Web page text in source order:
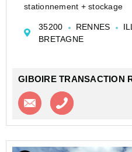
stationnement + stockage
35200 RENNES
BRETAGNE
GIBOIRE TRANSACTION
Contacter l'agence